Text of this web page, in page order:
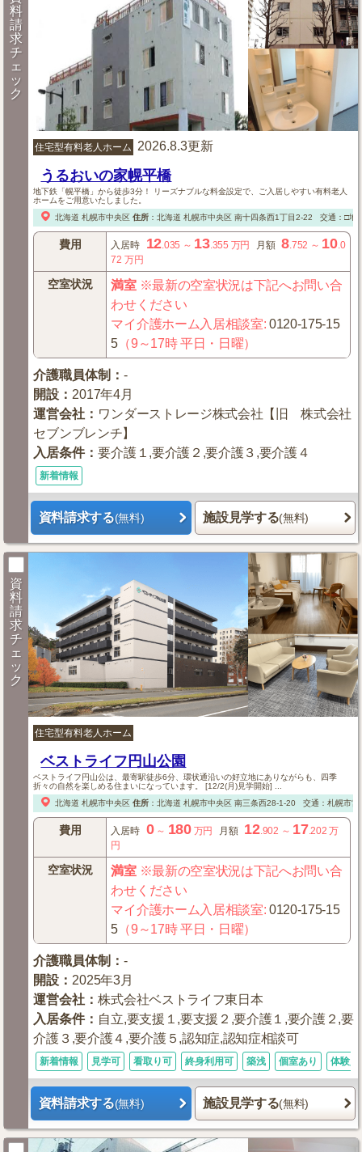
料
請
求
チ
ェ
ッ
ク
住宅型有料老人ホーム 2026.8.3更新
うるおいの家幌平橋
地下鉄「幌平橋」から徒歩3分！ リーズナブルな料金設定で、ご入居しやすい有料老人
ホームをご用意いたしました。
北海道 札幌市中央区 住所： 北海道 札幌市中央区南十四条西1丁目2-22 交通：□地
費用 入居時 12.035 ～ 13.355 万円 月額 8.752 ～ 10.0
72 万円
空室状況 満室※最新の空室状況は下記へお問い合
わせください
マイ介護ホーム入居相談室:0120-175-15
5 （9～17時 平日・日曜）
介護職員体制 ：-
開設 ： 2017年4月
運営会社 ： ワンダーストレージ株式会社【旧 株式会社
セブンブレンチ】
入居条件：要介護１,要介護２,要介護３,要介護４
新着情報
資料請求する(無料) 施設見学する(無料)
資
料
請
求
チ
ェ
ッ
ク
住宅型有料老人ホーム
ベストライフ円山公園
ベストライフ円山公は、最寄駅徒歩6分、環状通沿いの好立地にありながらも、四季
折々の自然を楽しめる住まいになっています。 [12/2(月)見学開始] ...
北海道 札幌市中央区 住所： 北海道 札幌市中央区南三条西28-1-20 交通：札幌市
費用 入居時 0～ 180 万円 月額 12.902 ～ 17.202 万
円
空室状況 満室※最新の空室状況は下記へお問い合
わせください
マイ介護ホーム入居相談室:0120-175-15
5 （9～17時 平日・日曜）
介護職員体制 ：-
開設 ： 2025年3月
運営会社 ：株式会社ベストライフ東日本
入居条件： 自立,要支援１,要支援２,要介護１,要介護２,要
介護３,要介護４,要介護５,認知症,認知症相談可
新着情報 見学可 看取り可 終身利用可 築浅 個室あり 体験入
資料請求する(無料) 施設見学する(無料)